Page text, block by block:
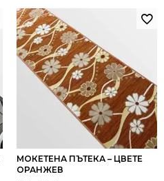
МОКЕТЕНА ПЪТЕКА – ЦВЕТЕ
ОРАНЖЕВ